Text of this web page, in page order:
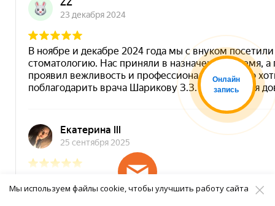
Онлайн
запись
Мы используем файлы cookie, чтобы улучшить работу сайта